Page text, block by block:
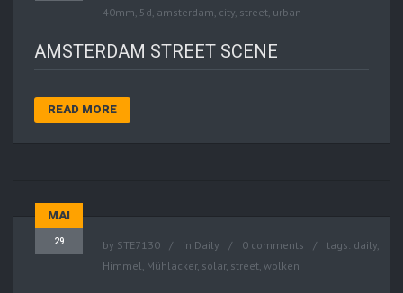
40mm, 5d, amsterdam, city, street, urban
AMSTERDAM STREET SCENE
READ MORE
MAI
29 by STE7130 in Daily 0 comments tags: daily,
Himmel, Mühlacker, solar, street, wolken